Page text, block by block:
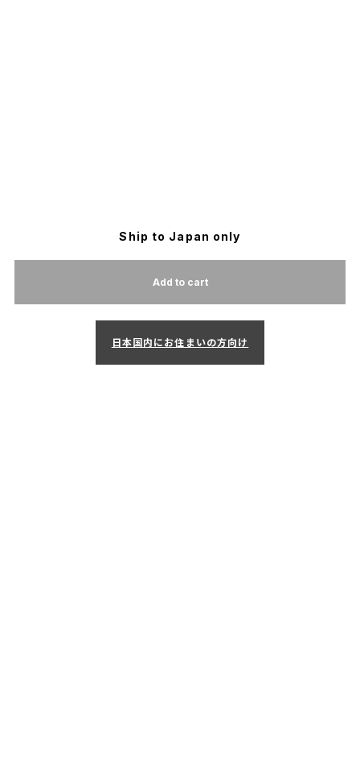
Ship to Japan only
Add to cart
日本国内にお住まいの方向け